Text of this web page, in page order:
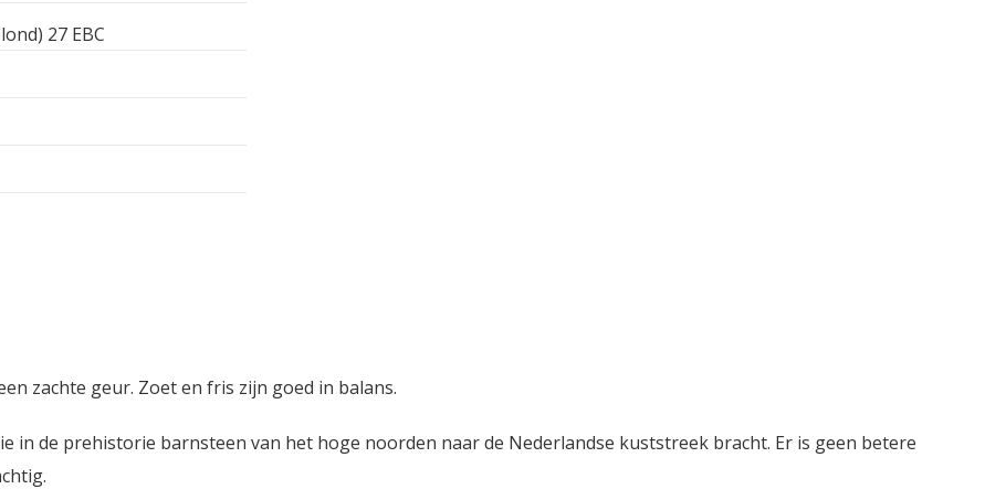
27 EBC
zachte geur. Zoet en fris zijn goed in balans.
in de prehistorie barnsteen van het hoge noorden naar de Nederlandse kuststreek bracht. Er is geen betere